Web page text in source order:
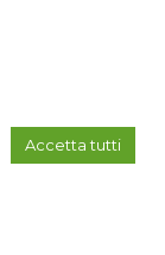
Accetta tutti